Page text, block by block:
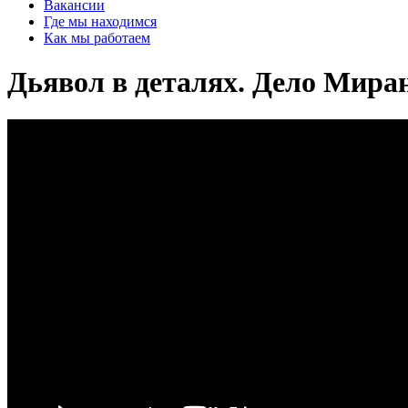
Вакансии
Где мы находимся
Как мы работаем
Дьявол в деталях. Дело